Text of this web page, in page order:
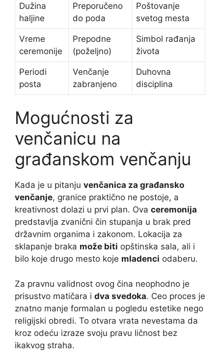
Dužina
haljine
Preporučeno
do poda
Poštovanje
svetog mesta
Vreme
ceremonije
Prepodne
(poželjno)
Simbol rađanja
života
Periodi
posta
Venčanje
zabranjeno
Duhovna
disciplina
Mogućnosti za
venčanicu na
građanskom venčanju
Kada je u pitanju venčanica za građansko
venčanje, granice praktično ne postoje, a
kreativnost dolazi u prvi plan. Ova ceremonija
predstavlja zvanični čin stupanja u brak pred
državnim organima i zakonom. Lokacija za
sklapanje braka može biti opštinska sala, ali i
bilo koje drugo mesto koje mladenci odaberu.
Za pravnu validnost ovog čina neophodno je
prisustvo matičara i dva svedoka. Ceo proces je
znatno manje formalan u pogledu estetike nego
religijski obredi. To otvara vrata nevestama da
kroz odeću izraze svoju pravu ličnost bez
ikakvog straha.